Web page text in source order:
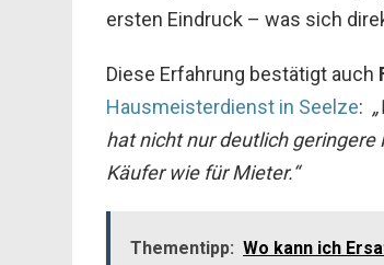
ersten Eindruck – was sich
Diese Erfahrung bestätigt auch
Hausmeisterdienst in Seelze:
hat nicht nur deutlich
Käufer wie für Mieter.“
Thementipp: Wo kann ich